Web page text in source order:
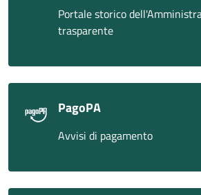
Portale storico
trasparente
PagoPA
Avvisi di pagamento